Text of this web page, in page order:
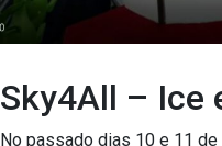
Sky4All – Ice
No passado dias 10 e 11